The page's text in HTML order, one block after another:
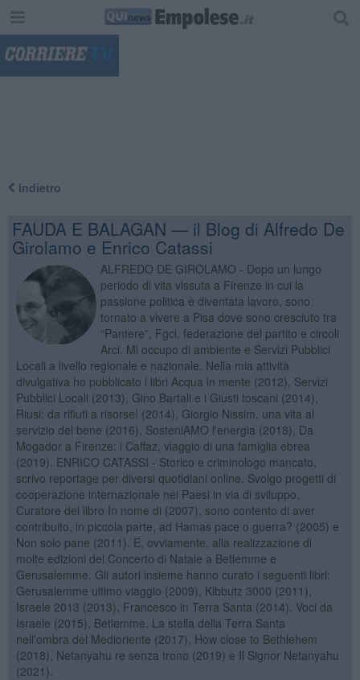
Indietro
FAUDA E BALAGAN — il Blog di Alfredo De
Girolamo e Enrico Catassi
ALFREDO DE GIROLAMO - Dopo un lungo
periodo di vita vissuta a Firenze in cui la
passione politica è diventata lavoro, sono
tornato a vivere a Pisa dove sono cresciuto tra
“Pantere”, Fgci, federazione del partito e circoli
Arci. Mi occupo di ambiente e Servizi Pubblici
Locali a livello regionale e nazionale. Nella mia attività
divulgativa ho pubblicato i libri Acqua in mente (2012), Servizi
Pubblici Locali (2013), Gino Bartali e i Giusti toscani (2014),
Riusi: da rifiuti a risorse! (2014), Giorgio Nissim, una vita al
servizio del bene (2016), SosteniAMO l'energia (2018), Da
Mogador a Firenze: i Caffaz, viaggio di una famiglia ebrea
(2019). ENRICO CATASSI - Storico e criminologo mancato,
scrivo reportage per diversi quotidiani online. Svolgo progetti di
cooperazione internazionale nei Paesi in via di sviluppo.
Curatore del libro In nome di (2007), sono contento di aver
contribuito, in piccola parte, ad Hamas pace o guerra? (2005) e
Non solo pane (2011). E, ovviamente, alla realizzazione di
molte edizioni del Concerto di Natale a Betlemme e
Gerusalemme. Gli autori insieme hanno curato i seguenti libri:
Gerusalemme ultimo viaggio (2009), Kibbutz 3000 (2011),
Israele 2013 (2013), Francesco in Terra Santa (2014). Voci da
Israele (2015), Betlemme. La stella della Terra Santa
nell'ombra del Medioriente (2017), How close to Bethlehem
(2018), Netanyahu re senza trono (2019) e Il Signor Netanyahu
(2021).